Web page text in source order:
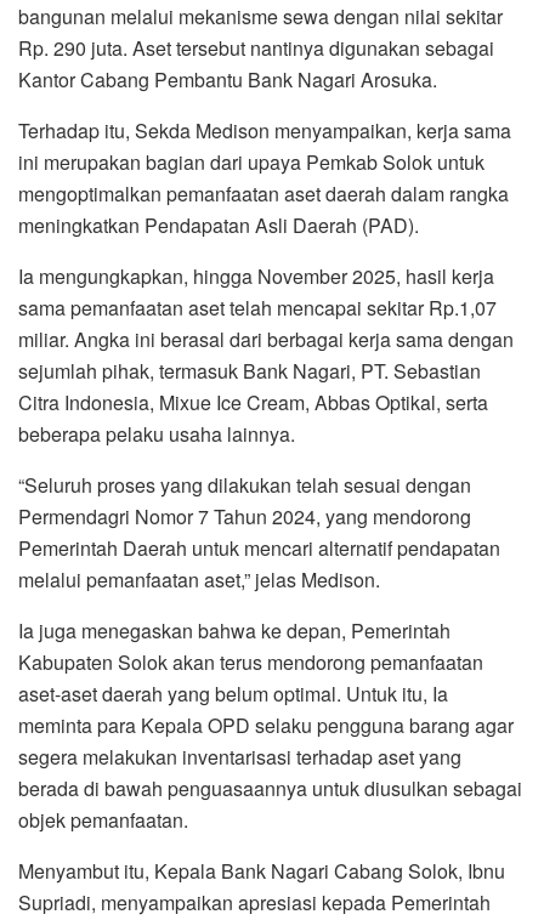
bangunan melalui mekanisme sewa dengan nilai sekitar
Rp. 290 juta. Aset tersebut nantinya digunakan sebagai
Kantor Cabang Pembantu Bank Nagari Arosuka.
Terhadap itu, Sekda Medison menyampaikan, kerja sama
ini merupakan bagian dari upaya Pemkab Solok untuk
mengoptimalkan pemanfaatan aset daerah dalam rangka
meningkatkan Pendapatan Asli Daerah (PAD).
Ia mengungkapkan, hingga November 2025, hasil kerja
sama pemanfaatan aset telah mencapai sekitar Rp.1,07
miliar. Angka ini berasal dari berbagai kerja sama dengan
sejumlah pihak, termasuk Bank Nagari, PT. Sebastian
Citra Indonesia, Mixue Ice Cream, Abbas Optikal, serta
beberapa pelaku usaha lainnya.
“Seluruh proses yang dilakukan telah sesuai dengan
Permendagri Nomor 7 Tahun 2024, yang mendorong
Pemerintah Daerah untuk mencari alternatif pendapatan
melalui pemanfaatan aset,” jelas Medison.
Ia juga menegaskan bahwa ke depan, Pemerintah
Kabupaten Solok akan terus mendorong pemanfaatan
aset-aset daerah yang belum optimal. Untuk itu, Ia
meminta para Kepala OPD selaku pengguna barang agar
segera melakukan inventarisasi terhadap aset yang
berada di bawah penguasaannya untuk diusulkan sebagai
objek pemanfaatan.
Menyambut itu, Kepala Bank Nagari Cabang Solok, Ibnu
Supriadi, menyampaikan apresiasi kepada Pemerintah